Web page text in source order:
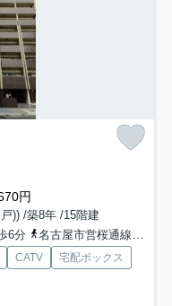
円
)) /築8年 /15階建
6分
名古屋市営桜通線「丸の内」駅 徒歩10分
CATV
宅配ボックス